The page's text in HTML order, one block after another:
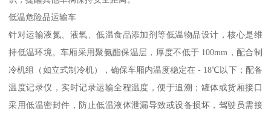
低温危险品运输车​
针对运输液氮、液氧、低温食品添加剂等低温物品设计，核心是维
持低温环境。车厢采用聚氨酯保温层，厚度不低于 100mm，配合制
冷机组（如立式制冷机），确保车厢内温度稳定在 - 18℃以下；配备
温度记录仪，实时记录运输全程温度，便于追溯；罐体或货厢接口
采用低温密封件，防止低温液体泄漏导致或设备损坏，驾驶员需接